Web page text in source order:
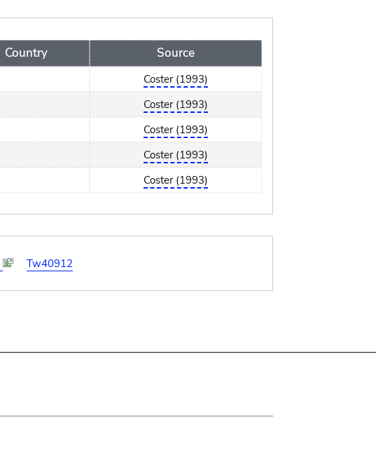
Country Source
Coster (1993)
Coster (1993)
Coster (1993)
Coster (1993)
Coster (1993)
Tw40912